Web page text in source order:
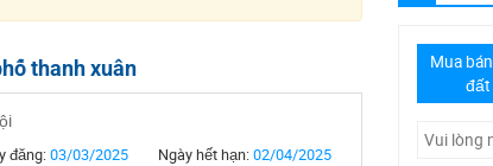
thanh xuân
đăng:03/03/2025 Ngày hết hạn:02/04/2025
Mua
đất